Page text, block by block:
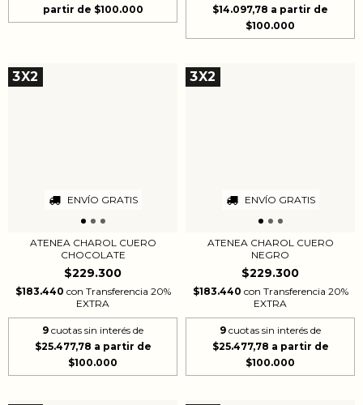
$14.097,78
3X2
ENVÍO GRATIS
ATENEA CHAROL CUERO
CHOCOLATE
$229.300
$183.440 con Transferencia 20%
EXTRA
9 cuotas sin interés de
$25.477,78
3X2
ENVÍO GRATIS
ATENEA CHAROL CUERO
NEGRO
$229.300
$183.440 con Transferencia 20%
EXTRA
9 cuotas sin interés de
$25.477,78